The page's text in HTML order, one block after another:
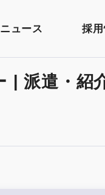
ニュース 採
| 派遣・紹